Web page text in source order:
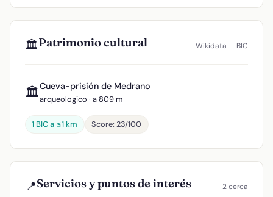
🏛️Patrimonio cultural Wikidata — BIC
🏛️Cueva-prisión de Medrano
arqueologico · a 809 m
1 BIC a ≤1 km Score: 23/100
📍Servicios y puntos de interés 2 cerca